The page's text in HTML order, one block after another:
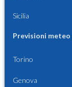
Sicilia
Previsioni
Torino
Genova